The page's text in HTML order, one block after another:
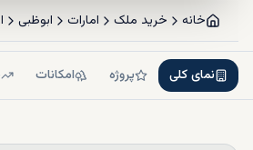
خانه خرید ملک امارات ابوظبی
نمای کلی پروژه امکانات